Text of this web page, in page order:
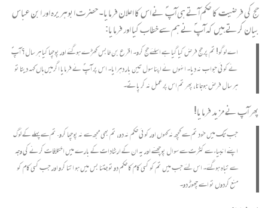
حج کی فرضیت کا حکم آتے ہی آپ ؐ نے اس کا اعلان فرمایا۔ حضرت ابوہریرہ اور ابن عباس
بیان کرتے ہیں کہ آپ ؐ نے ہم سے خطاب کیا اور فرمایا:
اے لوگو! تم پر حج فرض کیا گیا ہے اسلئے حج کرو۔ اقرع بن خابس کھڑے ہوگئے اور پوچھا کیا ہر سال؟ آپ ؐ
نے کوئی جواب نہ دیا۔ انہوں نے اپنا سول تین بار دہرایا۔ اس پر آپؐ نے فرمایا اگرمیں ہاں کہہ دیتا تو
ہر سال فرض ہوجاتا، پھر تم اس پر عمل نہ کر پاتے۔
پھر آپ نے مزید فرمایا!
جب تک میں خود تم سے کچھ نہ کہوں اور کوئی حکم نہ دو، تم بھی مجھ سے نہ پوچھا کرو. تم سے پہلے کے لوگ
اپنے انبیاء سے کثرت سے سوال پوچھنے اور یہ ان کے ارشادات کے بارے میں اختلافات کرنے کی وجہ
سے تباہ ہوگئے۔ اس لئے جب میں تم کو کسی کام کا حکم دو تو جتنا بس میں ہو اتنا کرو اور جب کسی کام کو
منع کردوں تو اسے چھوڑ دو۔